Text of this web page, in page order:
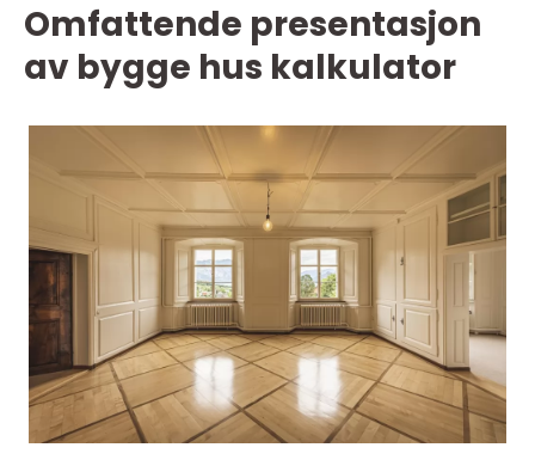
Omfattende presentasjon
av bygge hus kalkulator